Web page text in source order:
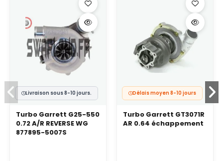
Livraison sous 8-10 jours.
Turbo Garrett G25-550
0.72 A/R REVERSE WG
877895-5007S
Délais moyen 8-10 jours
Turbo Garrett GT3071R
AR 0.64 échappement